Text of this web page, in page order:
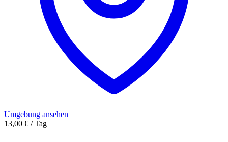
Umgebung ansehen
13,00 € / Tag